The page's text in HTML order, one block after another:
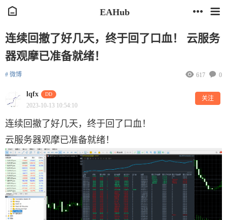
EAHub
连续回撤了好几天，终于回了口血！ 云服务
器观摩已准备就绪！
# 微博 0
617
lqfx DD
2023-10-13 10:54:10
关注
连续回撤了好几天，终于回了口血！
云服务器观摩已准备就绪！